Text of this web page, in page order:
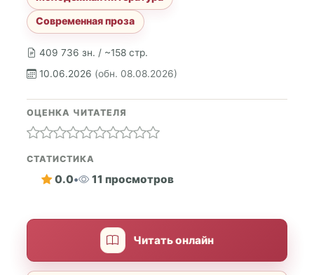
409 736 зн. / ~158 стр.
10.06.2026 (обн. 08.08.2026)
Современная проза
ОЦЕНКА ЧИТАТЕЛЯ
СТАТИСТИКА
0.0• 11 просмотров
Читать онлайн